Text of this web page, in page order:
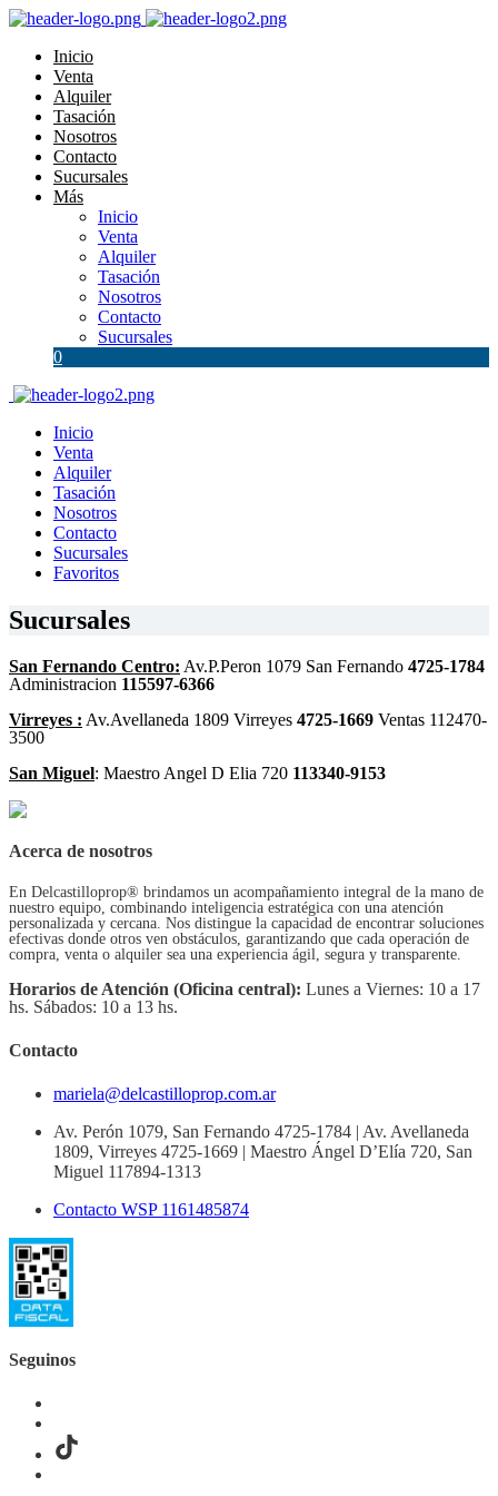
Inicio
Venta
Alquiler
Tasación
Nosotros
Contacto
Sucursales
Más
Inicio
Venta
Alquiler
Tasación
Nosotros
Contacto
Sucursales
0
Inicio
Venta
Alquiler
Tasación
Nosotros
Contacto
Sucursales
Favoritos
Sucursales
San Fernando Centro: Av.P.Peron 1079 San Fernando 4725-1784
Administracion 115597-6366
Virreyes : Av.Avellaneda 1809 Virreyes 4725-1669 Ventas 112470-
3500
San Miguel: Maestro Angel D Elia 720 113340-9153
Acerca de nosotros
En Delcastilloprop® brindamos un acompañamiento integral de la mano de
nuestro equipo, combinando inteligencia estratégica con una atención
personalizada y cercana. Nos distingue la capacidad de encontrar soluciones
efectivas donde otros ven obstáculos, garantizando que cada operación de
compra, venta o alquiler sea una experiencia ágil, segura y transparente.
Horarios de Atención (Oficina central): Lunes a Viernes: 10 a 17
hs. Sábados: 10 a 13 hs.
Contacto
mariela@delcastilloprop.com.ar
Av. Perón 1079, San Fernando 4725-1784 | Av. Avellaneda
1809, Virreyes 4725-1669 | Maestro Ángel D’Elía 720, San
Miguel 117894-1313
Contacto WSP 1161485874
Seguinos